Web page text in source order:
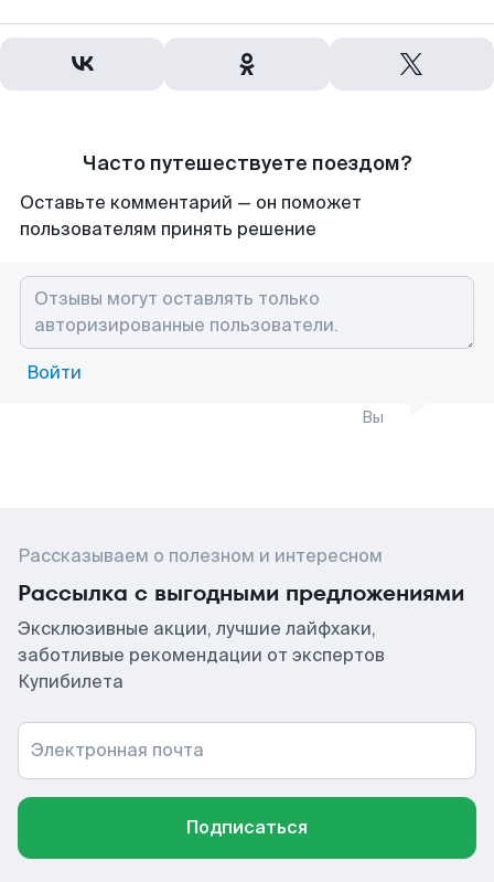
Часто путешествуете поездом?
Оставьте комментарий — он поможет
пользователям принять решение
Войти
Вы
Рассказываем о полезном и интересном
Рассылка с выгодными предложениями
Эксклюзивные акции, лучшие лайфхаки,
заботливые рекомендации от экспертов
Купибилета
Электронная почта
Подписаться